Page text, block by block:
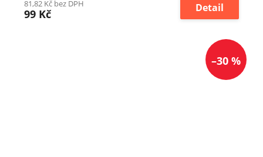
81,82 Kč bez DPH
99 Kč Detail
–30 %